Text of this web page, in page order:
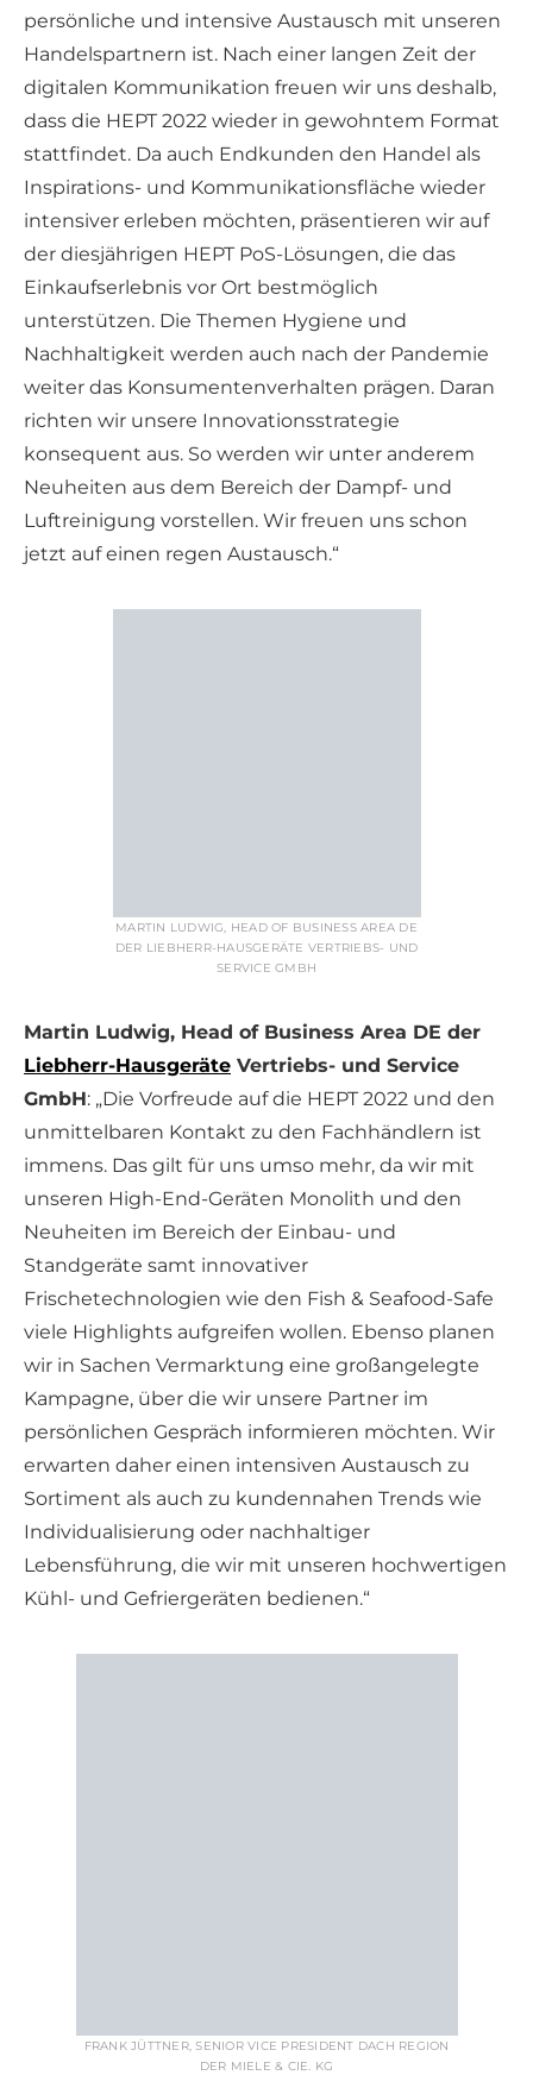
persönliche und intensive Austausch mit unseren
Handelspartnern ist. Nach einer langen Zeit der
digitalen Kommunikation freuen wir uns deshalb,
dass die HEPT 2022 wieder in gewohntem Format
stattfindet. Da auch Endkunden den Handel als
Inspirations- und Kommunikationsfläche wieder
intensiver erleben möchten, präsentieren wir auf
der diesjährigen HEPT PoS-Lösungen, die das
Einkaufserlebnis vor Ort bestmöglich
unterstützen. Die Themen Hygiene und
Nachhaltigkeit werden auch nach der Pandemie
weiter das Konsumentenverhalten prägen. Daran
richten wir unsere Innovationsstrategie
konsequent aus. So werden wir unter anderem
Neuheiten aus dem Bereich der Dampf- und
Luftreinigung vorstellen. Wir freuen uns schon
jetzt auf einen regen Austausch.“
MARTIN LUDWIG, HEAD OF BUSINESS AREA DE
DER LIEBHERR-HAUSGERÄTE VERTRIEBS- UND
SERVICE GMBH
Martin Ludwig, Head of Business Area DE der
Liebherr-Hausgeräte Vertriebs- und Service
GmbH: „Die Vorfreude auf die HEPT 2022 und den
unmittelbaren Kontakt zu den Fachhändlern ist
immens. Das gilt für uns umso mehr, da wir mit
unseren High-End-Geräten Monolith und den
Neuheiten im Bereich der Einbau- und
Standgeräte samt innovativer
Frischetechnologien wie den Fish & Seafood-Safe
viele Highlights aufgreifen wollen. Ebenso planen
wir in Sachen Vermarktung eine großangelegte
Kampagne, über die wir unsere Partner im
persönlichen Gespräch informieren möchten. Wir
erwarten daher einen intensiven Austausch zu
Sortiment als auch zu kundennahen Trends wie
Individualisierung oder nachhaltiger
Lebensführung, die wir mit unseren hochwertigen
Kühl- und Gefriergeräten bedienen.“
FRANK JÜTTNER, SENIOR VICE PRESIDENT DACH REGION
DER MIELE & CIE. KG